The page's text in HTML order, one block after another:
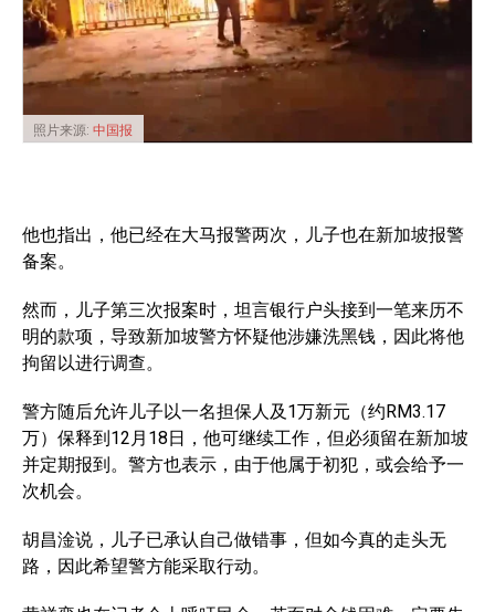
照片来源: 中国报
他也指出，他已经在大马报警两次，儿子也在新加坡报警
备案。
然而，儿子第三次报案时，坦言银行户头接到一笔来历不
明的款项，导致新加坡警方怀疑他涉嫌洗黑钱，因此将他
拘留以进行调查。
警方随后允许儿子以一名担保人及1万新元（约RM3.17
万）保释到12月18日，他可继续工作，但必须留在新加坡
并定期报到。警方也表示，由于他属于初犯，或会给予一
次机会。
胡昌淦说，儿子已承认自己做错事，但如今真的走头无
路，因此希望警方能采取行动。